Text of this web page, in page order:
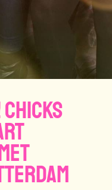
Chicks